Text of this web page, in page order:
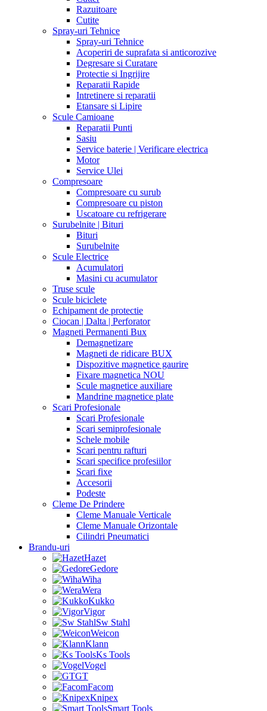
Razuitoare
Cutite
Spray-uri Tehnice
Spray-uri Tehnice
Acoperiri de suprafata si anticorozive
Degresare si Curatare
Protectie si Ingrijire
Reparatii Rapide
Intretinere si reparatii
Etansare si Lipire
Scule Camioane
Reparatii Punti
Sasiu
Service baterie | Verificare electrica
Motor
Service Ulei
Compresoare
Compresoare cu surub
Compresoare cu piston
Uscatoare cu refrigerare
Surubelnite | Bituri
Bituri
Surubelnite
Scule Electrice
Acumulatori
Masini cu acumulator
Truse scule
Scule biciclete
Echipament de protectie
Ciocan | Dalta | Perforator
Magneti Permanenti Bux
Demagnetizare
Magneti de ridicare BUX
Dispozitive magnetice gaurire
Fixare magnetica NOU
Scule magnetice auxiliare
Mandrine magnetice plate
Scari Profesionale
Scari Profesionale
Scari semiprofesionale
Schele mobile
Scari pentru rafturi
Scari specifice profesiilor
Scari fixe
Accesorii
Podeste
Cleme De Prindere
Cleme Manuale Verticale
Cleme Manuale Orizontale
Cilindri Pneumatici
Brandu-uri
Hazet
Gedore
Wiha
Wera
Kukko
Vigor
Sw Stahl
Weicon
Klann
Ks Tools
Vogel
GT
Facom
Knipex
Smart Tools